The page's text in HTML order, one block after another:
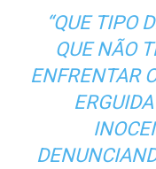
“QUE TIPO
QUE NÃO
ENFRENTAR